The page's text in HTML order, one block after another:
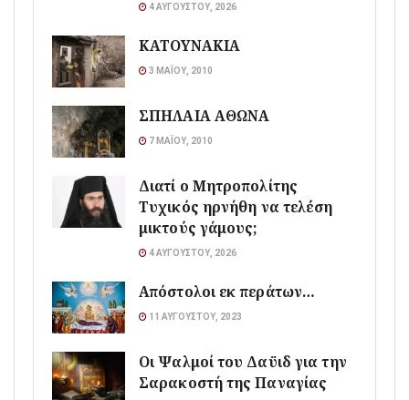
4 ΑΥΓΟΎΣΤΟΥ, 2026
ΚΑΤΟΥΝΑΚΙΑ
3 ΜΑΪ́ΟΥ, 2010
ΣΠΗΛΑΙΑ ΑΘΩΝΑ
7 ΜΑΪ́ΟΥ, 2010
Διατί ο Μητροπολίτης
Τυχικός ηρνήθη να τελέση
μικτούς γάμους;
4 ΑΥΓΟΎΣΤΟΥ, 2026
Απόστολοι εκ περάτων…
11 ΑΥΓΟΎΣΤΟΥ, 2023
Οι Ψαλμοί του Δαϋιδ για την
Σαρακοστή της Παναγίας